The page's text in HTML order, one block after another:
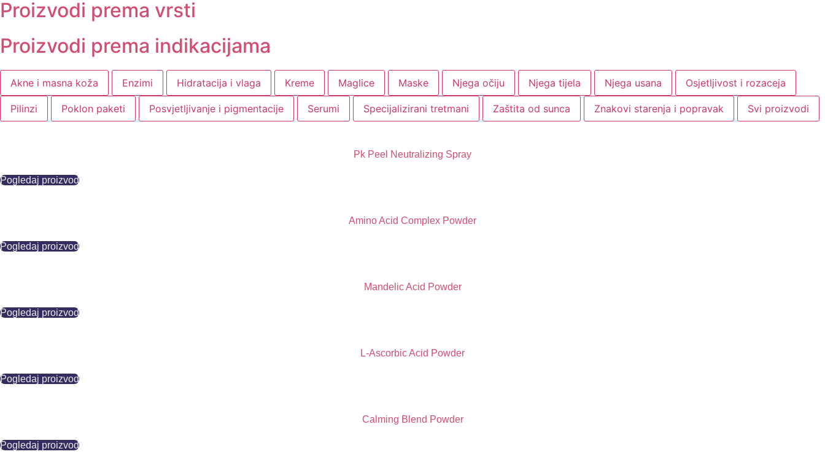
Proizvodi prema vrsti
Proizvodi prema indikacijama
Akne i masna koža Enzimi Hidratacija i vlaga Kreme Maglice Maske Njega očiju Njega tijela Njega usana Osjetljivost i rozaceja
Pilinzi Poklon paketi Posvjetljivanje i pigmentacije Serumi Specijalizirani tretmani Zaštita od sunca Znakovi starenja i popravak Svi proizvodi
Pk Peel Neutralizing Spray
Pogledaj proizvod
Amino Acid Complex Powder
Pogledaj proizvod
Mandelic Acid Powder
Pogledaj proizvod
L-Ascorbic Acid Powder
Pogledaj proizvod
Calming Blend Powder
Pogledaj proizvod